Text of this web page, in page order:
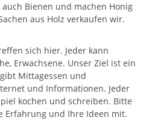
Bienen und machen Honig
aus Holz verkaufen wir.
sich hier. Jeder kann
Erwachsene. Unser Ziel ist ein
Mittagessen und
und Informationen. Jeder
kochen und schreiben. Bitte
Erfahrung und Ihre Ideen mit.